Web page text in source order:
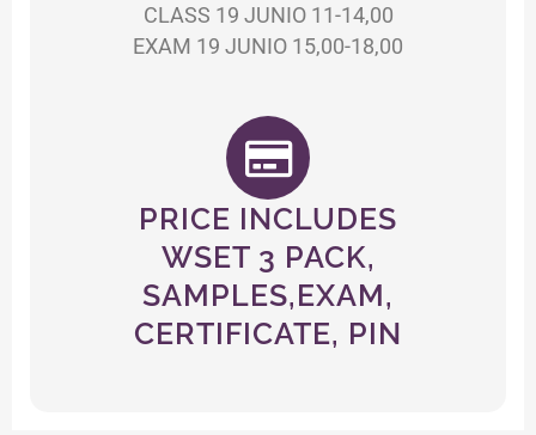
CLASS 19 JUNIO 11-14,00
EXAM 19 JUNIO 15,00-18,00
PRICE INCLUDES
WSET 3 PACK,
SAMPLES,EXAM,
CERTIFICATE, PIN